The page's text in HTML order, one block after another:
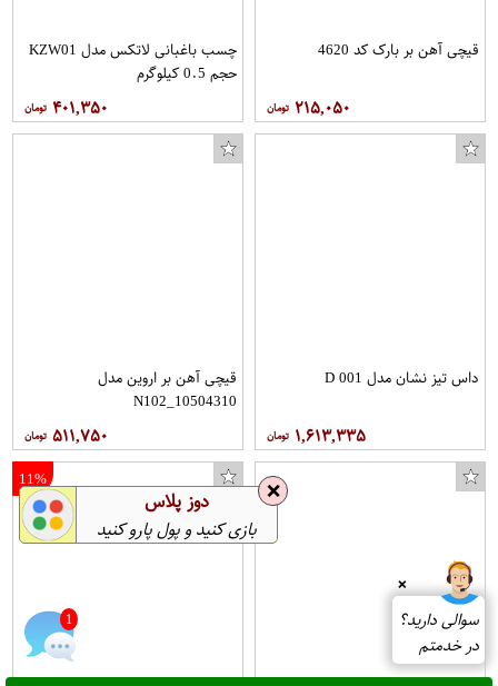
قیچی آهن بر بارک کد 4620
۲۱۵,۰۵۰
چسب باغبانی لاتکس مدل KZW01
حجم 0.5 کیلوگرم
۴۰۱,۳۵۰
داس تیز نشان مدل D 001
۱,۶۱۳,۳۳۵
قیچی آهن بر اروین مدل
N102_10504310
۵۱۱,۷۵۰
11%
❌
سوالی دارید؟
در خدمتم
1
❌ دوز پلاس
بازی کنید و پول پارو کنید